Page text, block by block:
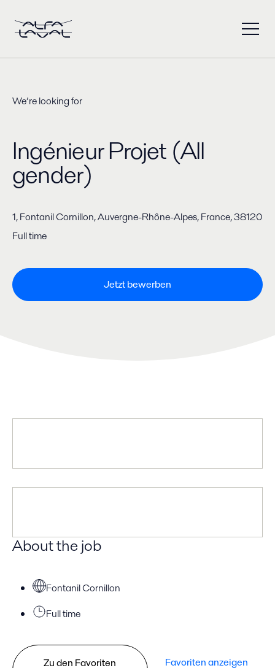
We’re looking for
Ingénieur Projet (All
gender)
1, Fontanil Cornillon, Auvergne-Rhône-Alpes, France, 38120
Full time
Jetzt bewerben
About the job
Fontanil Cornillon
Full time
Zu den Favoriten
Favoriten anzeigen